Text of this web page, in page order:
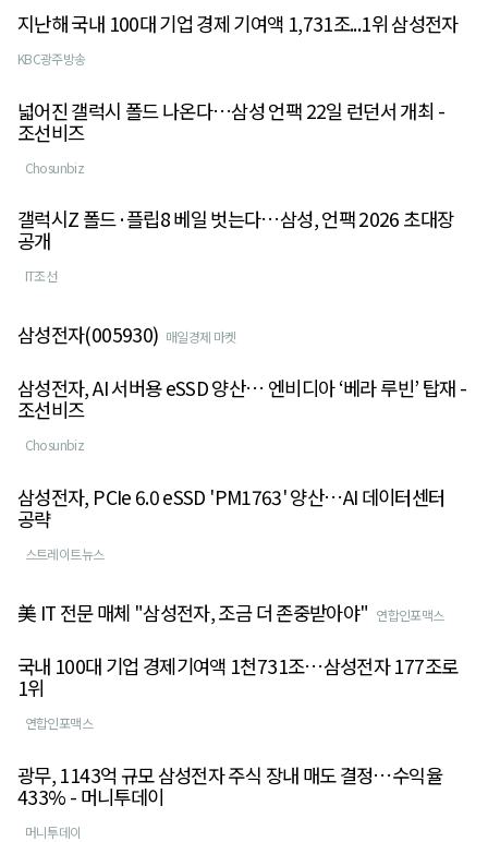
지난해 국내 100대 기업 경제 기여액 1,731조...1위 삼성전자
KBC광주방송
넓어진 갤럭시 폴드 나온다…삼성 언팩 22일 런던서 개최 -
조선비즈
Chosunbiz
갤럭시Z 폴드·플립8 베일 벗는다…삼성, 언팩 2026 초대장
공개
IT조선
삼성전자(005930) 매일경제 마켓
삼성전자, AI 서버용 eSSD 양산… 엔비디아 ‘베라 루빈’ 탑재 -
조선비즈
Chosunbiz
삼성전자, PCIe 6.0 eSSD 'PM1763' 양산…AI 데이터센터
공략
스트레이트뉴스
美 IT 전문 매체 "삼성전자, 조금 더 존중받아야" 연합인포맥스
국내 100대 기업 경제기여액 1천731조…삼성전자 177조로
1위
연합인포맥스
광무, 1143억 규모 삼성전자 주식 장내 매도 결정…수익율
433% - 머니투데이
머니투데이